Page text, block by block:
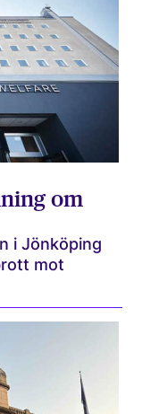
om
i Jönköping
mot